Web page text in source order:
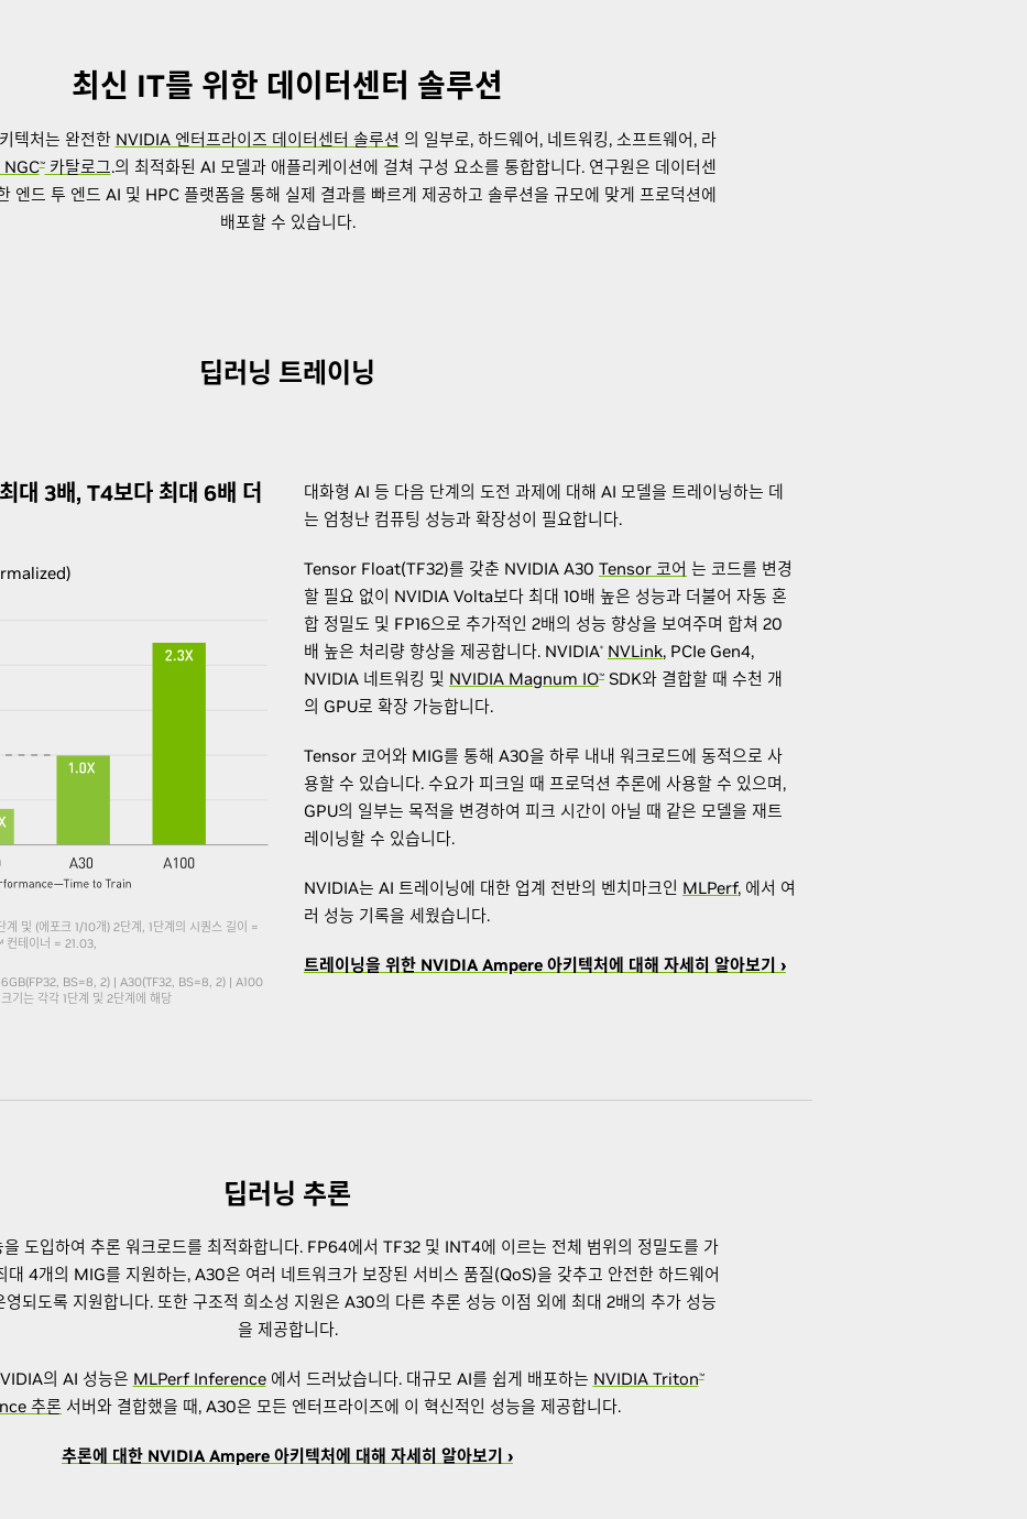
최신 IT를 위한 데이터센터 솔루션
텍처는 완전한 NVIDIA 엔터프라이즈 데이터센터 솔루션 의 일부로, 하드웨어, 네트워킹, 소프트웨어, 라
™카탈로그.의 최적화된 AI 모델과 애플리케이션에 걸쳐 구성 요소를 통합합니다. 연구원은 데이터센
엔드 투 엔드 AI 및 HPC 플랫폼을 통해 실제 결과를 빠르게 제공하고 솔루션을 규모에 맞게 프로덕션에
배포할 수 있습니다.
딥러닝 트레이닝
대 3배, T4보다 최대 6배 더
및 (에포크 1/10개) 2단계, 1단계의 시퀀스 길이 =
테이너 = 21.03,​
BS=8, 2) | A30(TF32, BS=8, 2) | A100
기는 각각 1단계 및 2단계에 해당
대화형 AI 등 다음 단계의 도전 과제에 대해 AI 모델을 트레이닝하는 데
는 엄청난 컴퓨팅 성능과 확장성이 필요합니다.
Tensor Float(TF32)를 갖춘 NVIDIA A30 Tensor 코어 는 코드를 변경
할 필요 없이 NVIDIA Volta보다 최대 10배 높은 성능과 더불어 자동 혼
합 정밀도 및 FP16으로 추가적인 2배의 성능 향상을 보여주며 합쳐 20
배 높은 처리량 향상을 제공합니다. NVIDIA® NVLink, PCIe Gen4,
NVIDIA 네트워킹 및 NVIDIA Magnum IO™
SDK와 결합할 때 수천 개
의 GPU로 확장 가능합니다.
Tensor 코어와 MIG를 통해 A30을 하루 내내 워크로드에 동적으로 사
용할 수 있습니다. 수요가 피크일 때 프로덕션 추론에 사용할 수 있으며,
GPU의 일부는 목적을 변경하여 피크 시간이 아닐 때 같은 모델을 재트
레이닝할 수 있습니다.
NVIDIA는 AI 트레이닝에 대한 업계 전반의 벤치마크인 MLPerf, 에서 여
러 성능 기록을 세웠습니다.
트레이닝을 위한 NVIDIA Ampere 아키텍처에 대해 자세히 알아보기 ›
딥러닝 추론
도입하여 추론 워크로드를 최적화합니다. FP64에서 TF32 및 INT4에 이르는 전체 범위의 정밀도를 가
대 4개의 MIG를 지원하는, A30은 여러 네트워크가 보장된 서비스 품질(QoS)을 갖추고 안전한 하드웨어
영되도록 지원합니다. 또한 구조적 희소성 지원은 A30의 다른 추론 성능 이점 외에 최대 2배의 추가 성능
을 제공합니다.
의 AI 성능은 MLPerf Inference에서 드러났습니다. 대규모 AI를 쉽게 배포하는 NVIDIA Triton™
추론 서버와 결합했을 때, A30은 모든 엔터프라이즈에 이 혁신적인 성능을 제공합니다.
추론에 대한 NVIDIA Ampere 아키텍처에 대해 자세히 알아보기 ›